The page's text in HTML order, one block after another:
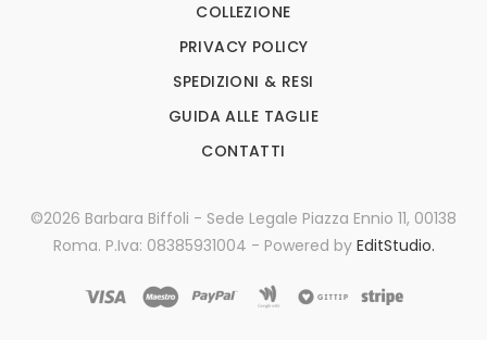
COLLEZIONE
PRIVACY POLICY
SPEDIZIONI & RESI
GUIDA ALLE TAGLIE
CONTATTI
©2026 Barbara Biffoli - Sede Legale Piazza Ennio 11, 00138
Roma. P.Iva: 08385931004 - Powered by EditStudio.